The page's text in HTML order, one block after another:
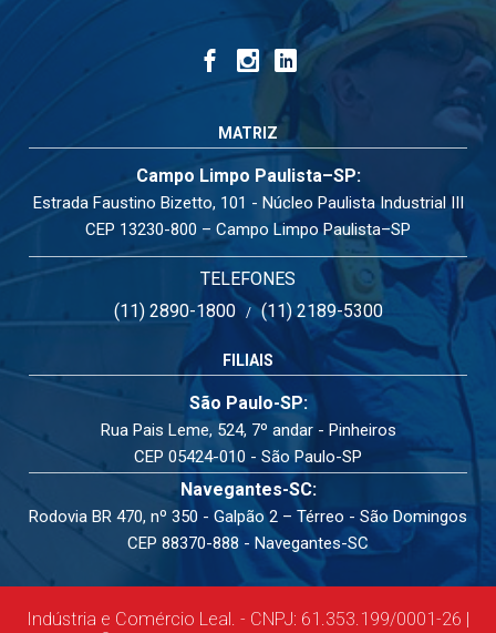
MATRIZ
Campo Limpo Paulista–SP:
Estrada Faustino Bizetto, 101 - Núcleo Paulista Industrial III
CEP 13230-800 – Campo Limpo Paulista–SP
TELEFONES
(11) 2890-1800/(11) 2189-5300
FILIAIS
São Paulo-SP:
Rua Pais Leme, 524, 7º andar - Pinheiros
CEP 05424-010 - São Paulo-SP
Navegantes-SC:
Rodovia BR 470, nº 350 - Galpão 2 – Térreo - São Domingos
CEP 88370-888 - Navegantes-SC
Indústria e Comércio Leal. - CNPJ: 61.353.199/0001-26 |